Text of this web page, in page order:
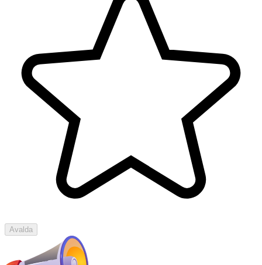
Avalda